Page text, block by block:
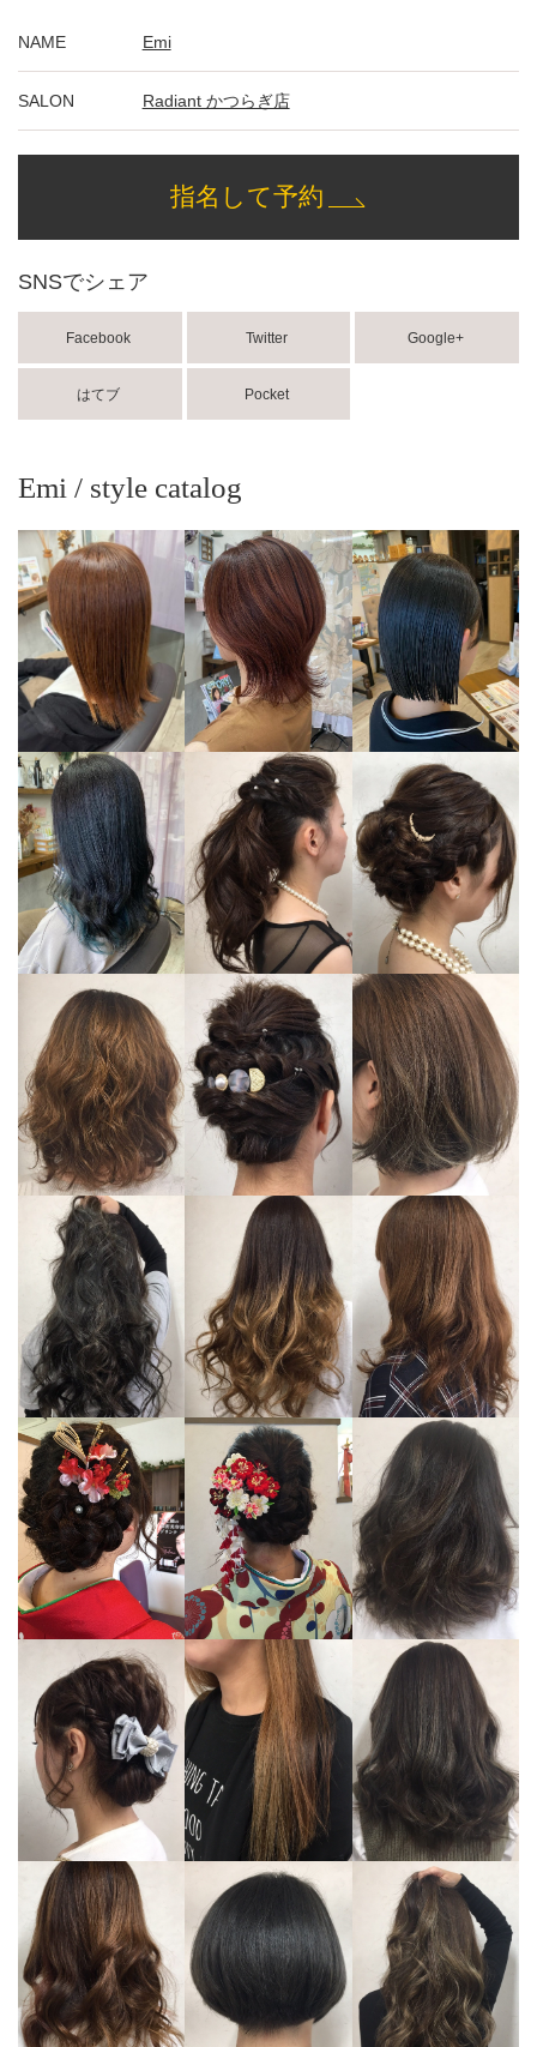
NAME Emi
SALON Radiant かつらぎ店
指名して予約
SNSでシェア
Facebook Twitter Google+
はてブ Pocket
Emi / style catalog